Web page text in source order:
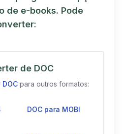
de e-books. Pode
de DOC
DOC para outros formatos:
DOC para MOBI